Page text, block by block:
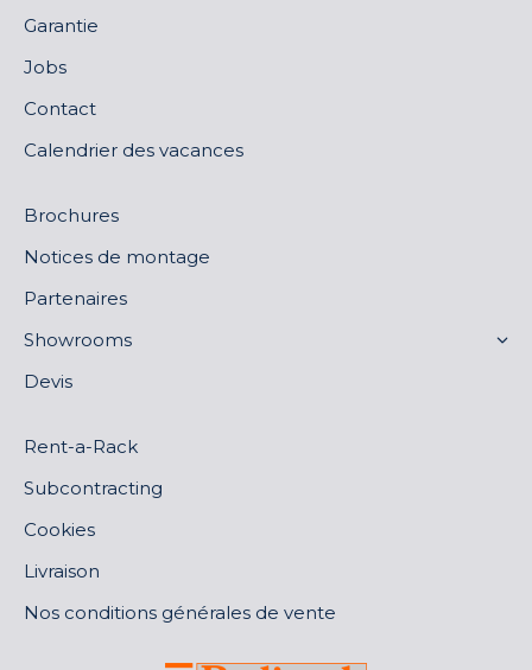
Garantie
Jobs
Contact
Calendrier des vacances
Brochures
Notices de montage
Partenaires
Showrooms
Devis
Rent-a-Rack
Subcontracting
Cookies
Livraison
Nos conditions générales de vente